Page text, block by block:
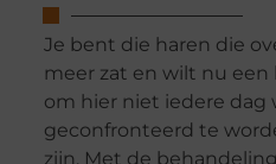
Je bent die haren die
meer zat en wilt nu een
om hier niet iedere dag
geconfronteerd te
zijn. Met de